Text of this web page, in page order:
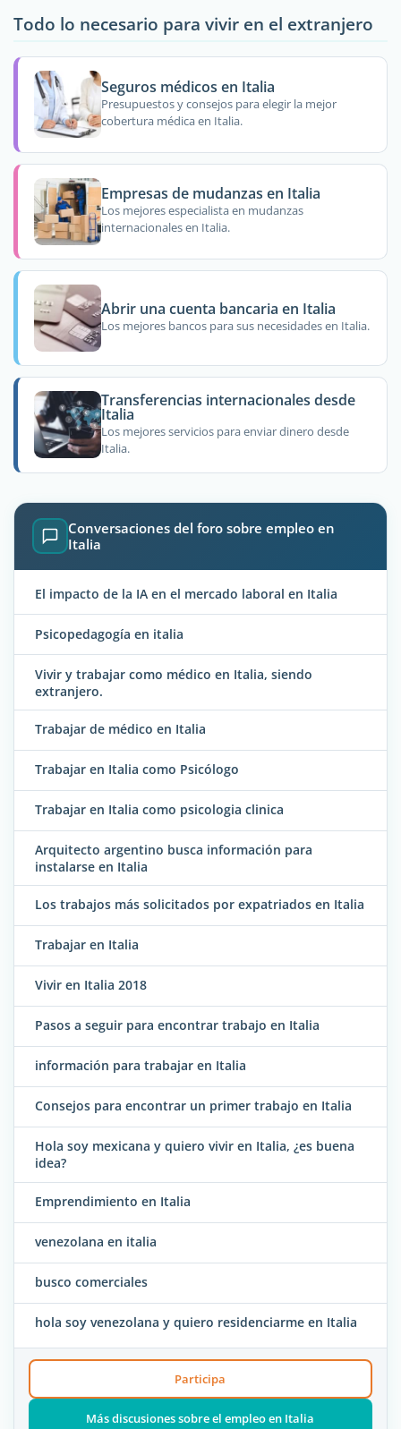
Todo lo necesario para vivir en el extranjero
Seguros médicos en Italia
Presupuestos y consejos para elegir la mejor
cobertura médica en Italia.
Empresas de mudanzas en Italia
Los mejores especialista en mudanzas
internacionales en Italia.
Abrir una cuenta bancaria en Italia
Los mejores bancos para sus necesidades en Italia.
Transferencias internacionales desde
Italia
Los mejores servicios para enviar dinero desde
Italia.
Conversaciones del foro sobre empleo en
Italia
El impacto de la IA en el mercado laboral en Italia
Psicopedagogía en italia
Vivir y trabajar como médico en Italia, siendo
extranjero.
Trabajar de médico en Italia
Trabajar en Italia como Psicólogo
Trabajar en Italia como psicologia clinica
Arquitecto argentino busca información para
instalarse en Italia
Los trabajos más solicitados por expatriados en Italia
Trabajar en Italia
Vivir en Italia 2018
Pasos a seguir para encontrar trabajo en Italia
información para trabajar en Italia
Consejos para encontrar un primer trabajo en Italia
Hola soy mexicana y quiero vivir en Italia, ¿es buena
idea?
Emprendimiento en Italia
venezolana en italia
busco comerciales
hola soy venezolana y quiero residenciarme en Italia
Participa
Más discusiones sobre el empleo en Italia